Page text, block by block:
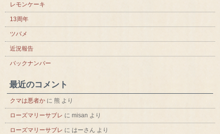
レモンケーキ
13周年
ツバメ
近況報告
バックナンバー
最近のコメント
クマは悪者か に 熊 より
ローズマリーサブレ に misan より
ローズマリーサブレ に はーさん より